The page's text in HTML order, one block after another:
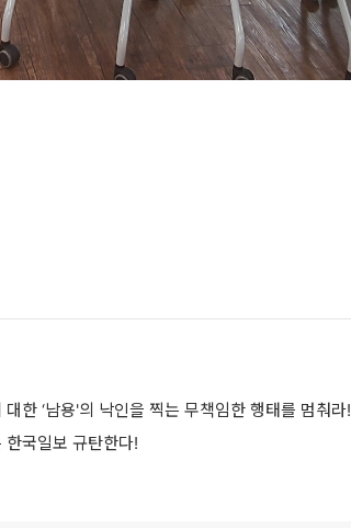
한 ‘남용'의 낙인을 찍는 무책임한 행태를 멈춰라!
국일보 규탄한다!